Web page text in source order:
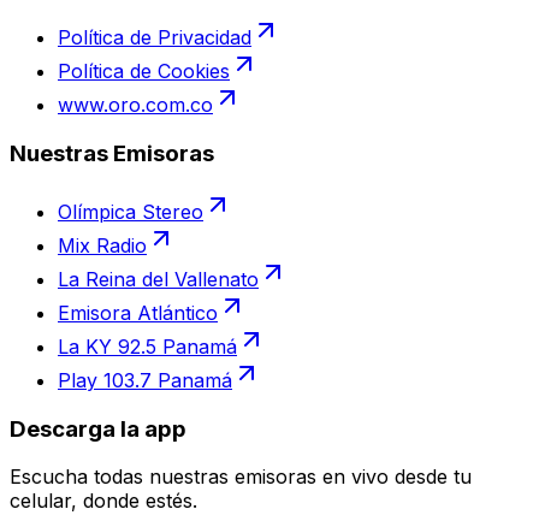
Política de Privacidad
Política de Cookies
www.oro.com.co
Nuestras Emisoras
Olímpica Stereo
Mix Radio
La Reina del Vallenato
Emisora Atlántico
La KY 92.5 Panamá
Play 103.7 Panamá
Descarga la app
Escucha todas nuestras emisoras en vivo desde tu
celular, donde estés.